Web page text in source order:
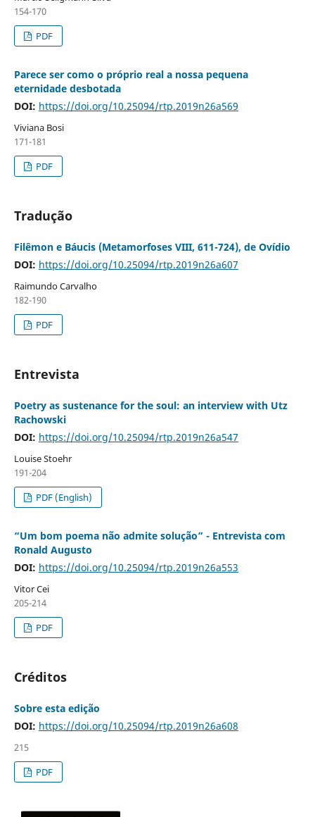
154-170
PDF
Parece ser como o próprio real a nossa pequena
eternidade desbotada
DOI: https://doi.org/10.25094/rtp.2019n26a569
Viviana Bosi
171-181
PDF
Tradução
Filêmon e Báucis (Metamorfoses VIII, 611-724), de Ovídio
DOI: https://doi.org/10.25094/rtp.2019n26a607
Raimundo Carvalho
182-190
PDF
Entrevista
Poetry as sustenance for the soul: an interview with Utz
Rachowski
DOI: https://doi.org/10.25094/rtp.2019n26a547
Louise Stoehr
191-204
PDF (English)
“Um bom poema não admite solução” - Entrevista com
Ronald Augusto
DOI: https://doi.org/10.25094/rtp.2019n26a553
Vitor Cei
205-214
PDF
Créditos
Sobre esta edição
DOI: https://doi.org/10.25094/rtp.2019n26a608
215
PDF